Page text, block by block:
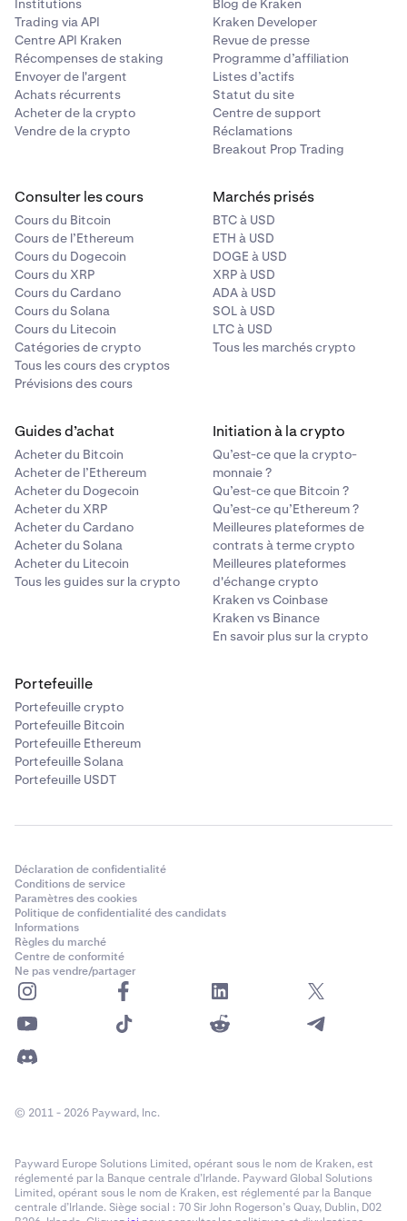
•
Tous les autres clients seront limités à un montant
d'achat net de 30 000 $ CA sur une période glissante
de 12 mois.
Pour en savoir plus sur les limites d'achat net et voir des
exemples de leur fonctionnement, veuillez consulter cet
Pour comprendre les critères d'éligibilité pour Client
autorisé, Investisseur accrédité et Investisseur éligible,
veuillez consulter cet
article d'assistance
Institutions
Trading via API
Centre API Kraken
Récompenses de staking
Envoyer de l'argent
Achats récurrents
Acheter de la crypto
Vendre de la crypto
Blog de Kraken
Kraken Developer
Revue de presse
Programme d’affiliation
Listes d’actifs
Statut du site
Centre de support
Réclamations
Breakout Prop Trading
Consulter les cours
Cours du Bitcoin
Cours de l’Ethereum
Cours du Dogecoin
Cours du XRP
Cours du Cardano
Cours du Solana
Cours du Litecoin
Catégories de crypto
Tous les cours des cryptos
Prévisions des cours
Marchés prisés
BTC à USD
ETH à USD
DOGE à USD
XRP à USD
ADA à USD
SOL à USD
LTC à USD
Tous les marchés crypto
Guides d’achat
Acheter du Bitcoin
Acheter de l’Ethereum
Acheter du Dogecoin
Acheter du XRP
Acheter du Cardano
Acheter du Solana
Acheter du Litecoin
Tous les guides sur la crypto
Initiation à la crypto
Qu’est-ce que la crypto-
monnaie ?
Qu’est-ce que Bitcoin ?
Qu’est-ce qu’Ethereum ?
Meilleures plateformes de
contrats à terme crypto
Meilleures plateformes
d'échange crypto
Kraken vs Coinbase
Kraken vs Binance
En savoir plus sur la crypto
Portefeuille
Portefeuille crypto
Portefeuille Bitcoin
Portefeuille Ethereum
Portefeuille Solana
Portefeuille USDT
Déclaration de confidentialité
Conditions de service
Paramètres des cookies
Politique de confidentialité des candidats
Informations
Règles du marché
Centre de conformité
Ne pas vendre/partager
© 2011 - 2026 Payward, Inc.
Payward Europe Solutions Limited, opérant sous le nom de Kraken, est
réglementé par la Banque centrale d’Irlande. Payward Global Solutions
Limited, opérant sous le nom de Kraken, est réglementé par la Banque
centrale d’Irlande. Siège social : 70 Sir John Rogerson’s Quay, Dublin, D02